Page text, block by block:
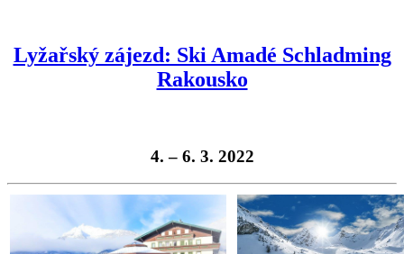
Lyžařský zájezd: Ski Amadé Schladming
Rakousko
4. – 6. 3. 2022